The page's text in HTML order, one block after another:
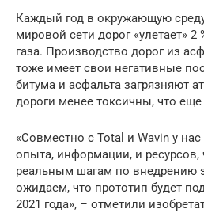
Каждый год в окружающую
мировой сети дорог «улетает» 2
газа. Производство дорог из
тоже имеет свои негативные
битума и асфальта загрязняют
дороги менее токсичны, что
«Совместно с Total и Wavin у нас
опыта, информации, и ресурсов,
реальным шагам по внедрению
ожидаем, что прототип будет
2021 года», – отметили